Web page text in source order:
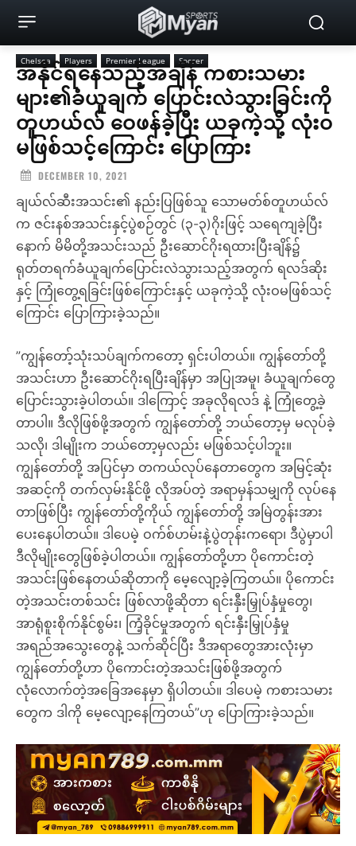
Chelsea Players Premier League Soccer
အနိုင်ရနေသည့်အချိန် ကစားသမား
များ၏ခံယူချက် ပြောင်းလဲသွားခြင်းကို
တူဟယ်လ် ဝေဖန်ခဲ့ပြီး ယခုကဲ့သို့ လုံးဝ
မဖြစ်သင့်ကြောင်း ပြောကြား
DECEMBER 10, 2021
ချယ်လ်ဆီးအသင်း၏ နည်းပြဖြစ်သူ သောမတ်စ်တူဟယ်လ်
က ဇင်းနစ်အသင်းနှင့်ပွဲစဉ်တွင် (၃-၃)ဂိုးဖြင့် သရေကျခဲ့ပြီး
နောက် မိမိတို့အသင်းသည် ဦးဆောင်ဂိုးရထားပြီးချိန်၌
ရုတ်တရက်ခံယူချက်ပြောင်းလဲသွားသည့်အတွက် ရလဒ်ဆိုး
နှင့် ကြုံတွေ့ရခြင်းဖြစ်ကြောင်းနှင့် ယခုကဲ့သို့ လုံးဝမဖြစ်သင့်
ကြောင်း ပြောကြားခဲ့သည်။
”ကျွန်တော့်သုံးသပ်ချက်ကတော့ ရှင်းပါတယ်။ ကျွန်တော်တို့
အသင်းဟာ ဦးဆောင်ဂိုးရပြီးချိန်မှာ အပြုအမူ၊ ခံယူချက်တွေ
ပြောင်းသွားခဲ့ပါတယ်။ ဒါကြောင့် အခုလိုရလဒ် နဲ့ ကြုံတွေ့ခဲ့
တာပါ။ ဒီလိုဖြစ်ဖို့အတွက် ကျွန်တော်တို့ ဘယ်တော့မှ မလုပ်ခဲ့
သလို၊ ဒါမျိုးက ဘယ်တော့မှလည်း မဖြစ်သင့်ပါဘူး။
ကျွန်တော်တို့ အပြင်မှာ တကယ်လုပ်နေတာတွေက အမြင့်ဆုံး
အဆင့်ကို တက်လှမ်းနိုင်ဖို့ လိုအပ်တဲ့ အရာမှန်သမျှကို လုပ်နေ
တာဖြစ်ပြီး ကျွန်တော်တို့ကိုယ် ကျွန်တော်တို့ အမြဲတွန်းအား
ပေးနေပါတယ်။ ဒါပေမဲ့ ဝက်စ်ဟမ်းနဲ့ပွဲတုန်းကရော၊ ဒီပွဲမှာပါ
ဒီလိုမျိုးတွေဖြစ်ခဲ့ပါတယ်။ ကျွန်တော်တို့ဟာ ပိုကောင်းတဲ့
အသင်းဖြစ်နေတယ်ဆိုတာကို မေ့လျော့ခဲ့ကြတယ်။ ပိုကောင်း
တဲ့အသင်းတစ်သင်း ဖြစ်လာဖို့ဆိုတာ ရင်းနှီးမြှုပ်နှံမှုတွေ၊
အာရုံစူးစိုက်နိုင်စွမ်း၊ ကြံ့ခိုင်မှုအတွက် ရင်းနှီးမြှုပ်နှံမှု
အရည်အသွေးတွေနဲ့ သက်ဆိုင်ပြီး ဒီအရာတွေအားလုံးမှာ
ကျွန်တော်တို့ဟာ ပိုကောင်းတဲ့အသင်းဖြစ်ဖို့အတွက်
လုံလောက်တဲ့အခြေအနေမှာ ရှိပါတယ်။ ဒါပေမဲ့ ကစားသမား
တွေက ဒါကို မေ့လျော့နေကြတယ်”ဟု ပြောကြားခဲ့သည်။